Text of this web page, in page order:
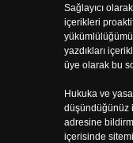
Sağlayıcı
içerikleri
yazdıkları
üye olarak bu
Hukuka ve
düşündüğünüz
adresine
içerisinde